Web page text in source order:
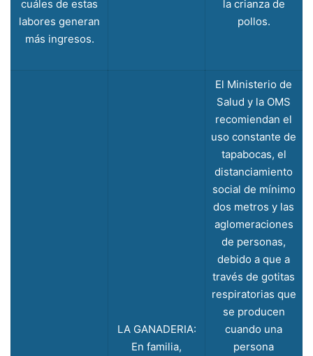
cuáles de estas
labores generan
más ingresos.
la crianza de
pollos.
LA GANADERIA:
En familia,
El Ministerio de
Salud y la OMS
recomiendan el
uso constante de
tapabocas, el
distanciamiento
social de mínimo
dos metros y las
aglomeraciones
de personas,
debido a que a
través de gotitas
respiratorias que
se producen
cuando una
persona